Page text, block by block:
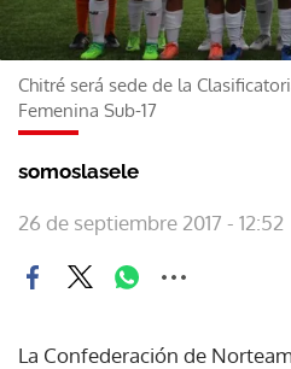
Chitré será sede de la
Femenina Sub-17
somoslasele
26 de septiembre 2017 - 12:52
La Confederación de